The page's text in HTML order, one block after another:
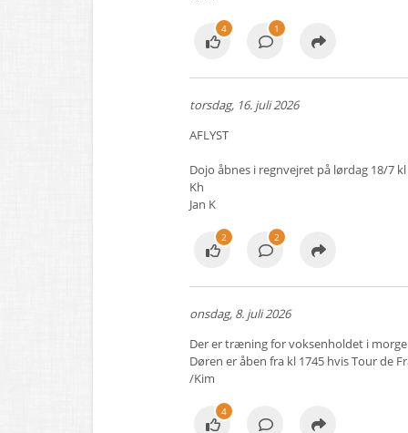
4 1
torsdag, 16. juli 2026
AFLYST
Dojo åbnes i regnvejret på lørdag 18/7
Kh
Jan K
2 2
onsdag, 8. juli 2026
Der er træning for voksenholdet i
Døren er åben fra kl 1745 hvis Tour de
/Kim
4